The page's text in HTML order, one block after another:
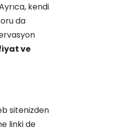
kendi
da
ve
sitenizden
linki de